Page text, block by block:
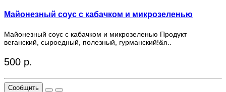
Майонезный соус с кабачком и микрозеленью
Майонезный соус с кабачком и микрозеленью Продукт
веганский, сыроедный, полезный, гурманский!&n..
500 р.
Сообщить